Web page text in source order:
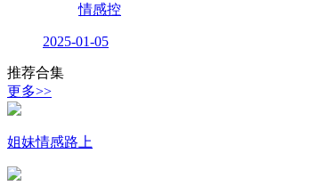
情感控
2025-01-05
推荐合集
更多>>
姐妹情感路上